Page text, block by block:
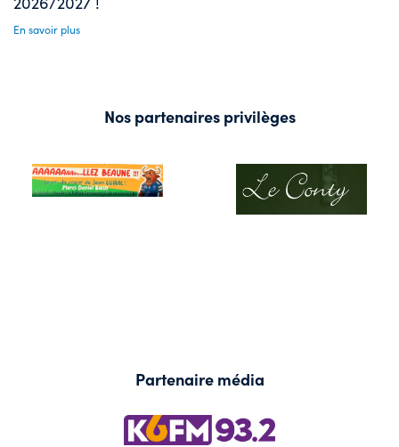
En savoir plus
Nos partenaires privilèges
Partenaire média